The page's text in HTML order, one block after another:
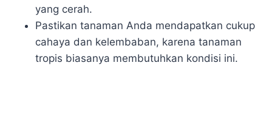
yang cerah.
Pastikan tanaman Anda mendapatkan cukup
cahaya dan kelembaban, karena tanaman
tropis biasanya membutuhkan kondisi ini.